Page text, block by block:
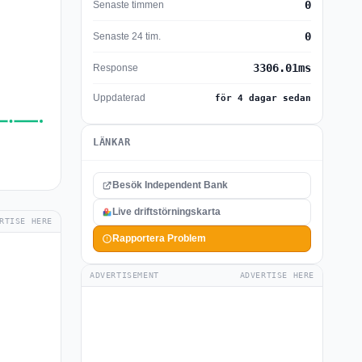
HERE
Senaste timmen 0
Senaste 24 tim. 0
Response 3306.01ms
Uppdaterad för 4 dagar sedan
LÄNKAR
Besök Independent Bank
Live driftstörningskarta
Rapportera Problem
ADVERTISEMENT ADVERTISE HERE